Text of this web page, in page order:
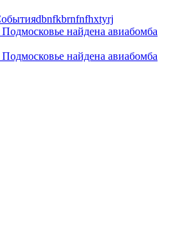
dbnfkbrnfnfhxtyrj